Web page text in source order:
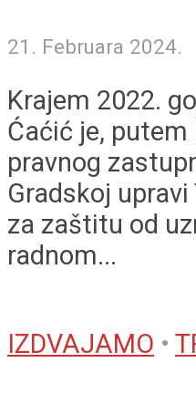
21. Februara 2024.
Krajem 2022.
Ćaćić je, putem
pravnog
Gradskoj
za zaštitu od
radnom...
IZDVAJAMO •